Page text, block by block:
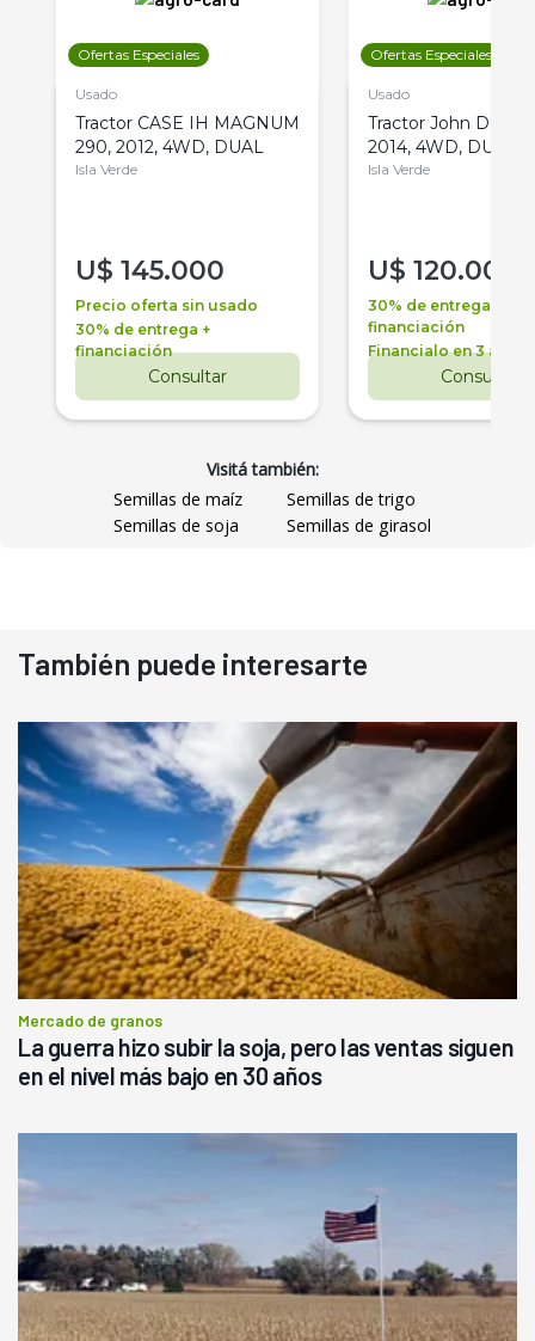
Ofertas Especiales
Usado
Tractor CASE IH MAGNUM
290, 2012, 4WD, DUAL
Isla Verde
U$ 145.000
Precio oferta sin usado
30% de entrega +
financiación
Consultar
Ofertas Especiales
Usado
Tractor John Deere
2014, 4WD, DUAL
Isla Verde
U$ 120.000
30% de entrega +
financiación
Financialo en 3 años
Consultar
Visitá también:
Semillas de maíz
Semillas de trigo
Semillas de soja
Semillas de girasol
También puede interesarte
Mercado de granos
La guerra hizo subir la soja, pero las ventas siguen
en el nivel más bajo en 30 años